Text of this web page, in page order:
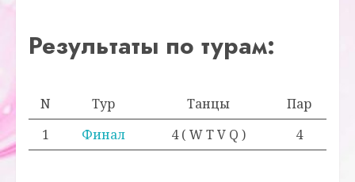
Результаты по турам:
N Тур Танцы
Пар
1
Финал 4 ( W T V Q ) 4